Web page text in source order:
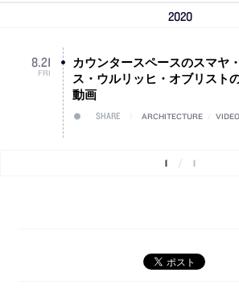
2020
8.21
FRI
カウンタースペースのスマヤ
ス・ウルリッヒ・オブリスト
動画
SHARE ARCHITECTURE VIDEO
1 1